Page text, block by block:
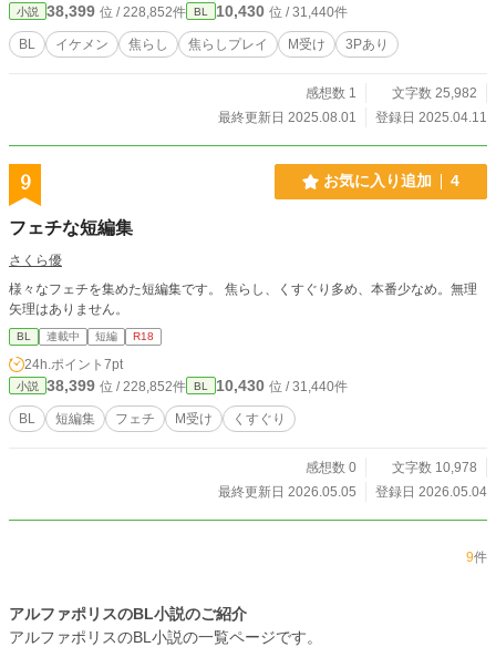
小説 38,399 位 / 228,852件 BL 10,430 位 / 31,440件
BL イケメン 焦らし 焦らしプレイ M受け 3Pあり
感想数 1
文字数 25,982
最終更新日 2025.08.01
登録日 2025.04.11
9 お気に入り追加 4
フェチな短編集
さくら優
様々なフェチを集めた短編集です。 焦らし、くすぐり多め、本番少なめ。無理
矢理はありません。
BL 連載中 短編 R18
24h.ポイント 7pt
小説 38,399 位 / 228,852件 BL 10,430 位 / 31,440件
BL 短編集 フェチ M受け くすぐり
感想数 0
文字数 10,978
最終更新日 2026.05.05
登録日 2026.05.04
9件
アルファポリスのBL小説のご紹介
アルファポリスのBL小説の一覧ページです。